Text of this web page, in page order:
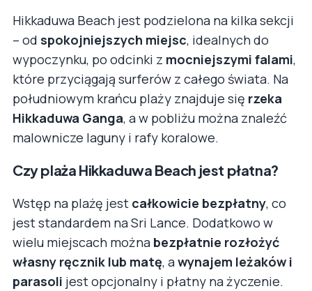
Hikkaduwa Beach jest podzielona na kilka sekcji
– od spokojniejszych miejsc, idealnych do
wypoczynku, po odcinki z mocniejszymi falami,
które przyciągają surferów z całego świata. Na
południowym krańcu plaży znajduje się rzeka
Hikkaduwa Ganga, a w pobliżu można znaleźć
malownicze laguny i rafy koralowe.
Czy plaża Hikkaduwa Beach jest płatna?
Wstęp na plażę jest całkowicie bezpłatny, co
jest standardem na Sri Lance. Dodatkowo w
wielu miejscach można bezpłatnie rozłożyć
własny ręcznik lub matę, awynajem leżaków i
parasoli jest opcjonalny i płatny na życzenie.